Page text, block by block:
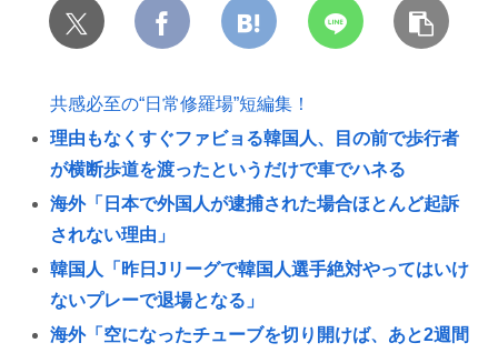
共感必至の“日常修羅場”短編集！
理由もなくすぐファビョる韓国人、目の前で歩行者
が横断歩道を渡ったというだけで車でハネる
海外「日本で外国人が逮捕された場合ほとんど起訴
されない理由」
韓国人「昨日Jリーグで韓国人選手絶対やってはいけ
ないプレーで退場となる」
海外「空になったチューブを切り開けば、あと2週間